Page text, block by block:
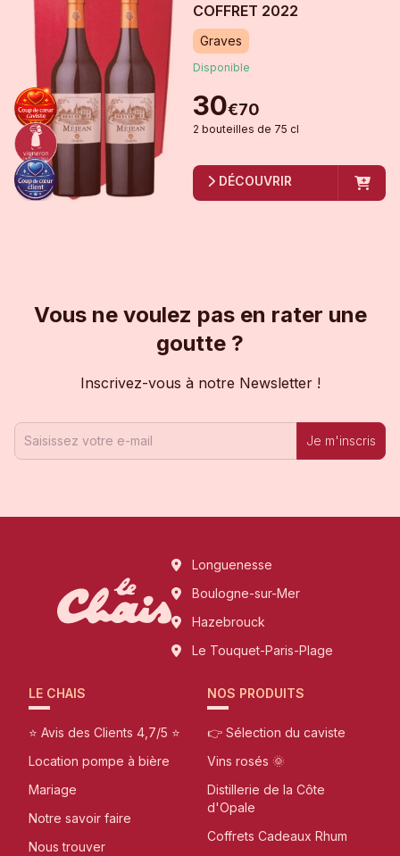
COFFRET 2022
Graves
Disponible
30€70
2 bouteilles de 75 cl
DÉCOUVRIR
Vous ne voulez pas en rater une
goutte ?
Inscrivez-vous à notre Newsletter !
Je m'inscris
Longuenesse
Boulogne-sur-Mer
Hazebrouck
Le Touquet-Paris-Plage
LE CHAIS
⭐ Avis des Clients 4,7/5 ⭐
Location pompe à bière
Mariage
Notre savoir faire
Nous trouver
NOS PRODUITS
👉 Sélection du caviste
Vins rosés 🌞
Distillerie de la Côte
d'Opale
Coffrets Cadeaux Rhum